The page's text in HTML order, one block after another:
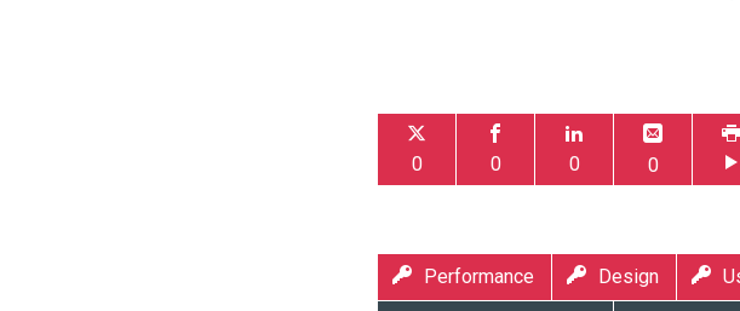
0 0 0 0
Performance Design